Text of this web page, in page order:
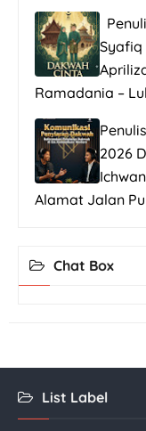
Syafiq
Ramadania –
2026
Alamat Jalan
Chat Box
List Label